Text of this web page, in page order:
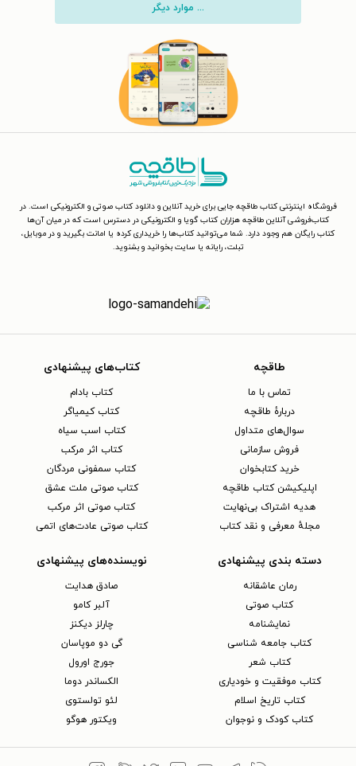
... موارد دیگر
فروشگاه اینترنتی کتاب طاقچه جایی برای خرید آنلاین و دانلود کتاب صوتی و الکترونیکی است. در
کتاب‌فروشی آنلاین طاقچه هزاران کتاب گویا و الکترونیکی در دسترس است که در میان آن‌ها
کتاب رایگان هم وجود دارد. شما می‌توانید کتاب‌ها را خریداری کرده یا امانت بگیرید و در موبایل،
تبلت، رایانه یا سایت بخوانید و بشنوید.
طاقچه
تماس با ما
دربارهٔ طاقچه
سوال‌های متداول
فروش سازمانی
خرید کتابخوان
اپلیکیشن کتاب طاقچه
هدیه اشتراک بی‌نهایت
مجلهٔ معرفی و نقد کتاب
کتاب‌های پیشنهادی
کتاب بادام
کتاب کیمیاگر
کتاب اسب سیاه
کتاب اثر مرکب
کتاب سمفونی مردگان
کتاب صوتی ملت عشق
کتاب صوتی اثر مرکب
کتاب صوتی عادت‌های اتمی
دسته بندی پیشنهادی
رمان عاشقانه
کتاب‌ صوتی
نمایشنامه
کتاب جامعه شناسی
کتاب شعر
کتاب موفقیت و خودیاری
کتاب تاریخ اسلام
کتاب کودک و نوجوان
نویسنده‌های پیشنهادی
صادق هدایت
آلبر کامو
چارلز دیکنز
گی دو موپاسان
جورج اورول
الکساندر دوما
لئو تولستوی
ویکتور هوگو